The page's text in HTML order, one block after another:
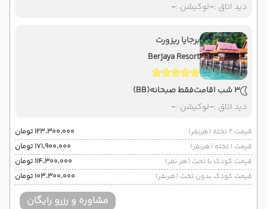
دید اتاق :-لوکیشن :-
برجایا ریزورت
Berjaya Resort
3 شب اقامت فقط صبحانه(BB)
دید اتاق :-لوکیشن :-
قیمت 2 تخته (هرنفر)
۱۲۳٬۳۰۰٬۰۰۰ تومان
قیمت 1 تخته (هرنفر)
۱۷۱٬۹۰۰٬۰۰۰ تومان
قیمت کودک با تخت (هر نفر)
۱۱۴٬۳۰۰٬۰۰۰ تومان
قیمت کودک بدون تخت (هرنفر)
۱۰۳٬۳۰۰٬۰۰۰ تومان
مشاوره و رزرو رایگان